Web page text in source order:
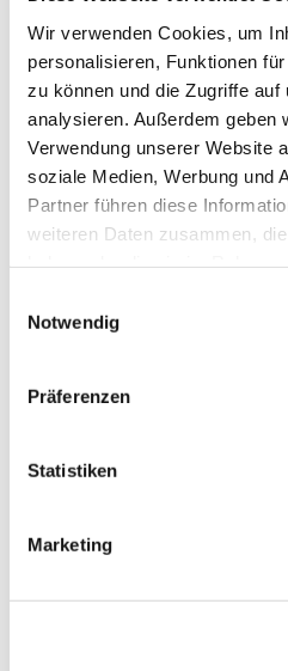
Wir verwenden Cookies, um
personalisieren, Funktionen
zu können und die Zugriffe auf
analysieren. Außerdem geben
Verwendung unserer Website
soziale Medien, Werbung und
Partner führen diese
weiteren Daten zusammen,
Notwendig
Präferenzen
Statistiken
Marketing
Meldungen
August 2026
Juli 2026
April 2026
Februar 2026
Dezember 2025
November 2025